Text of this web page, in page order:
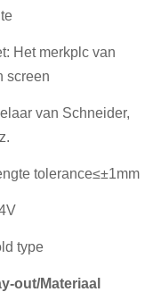
Het merkplc van
screen
van Schneider,
tolerance≤±1mm
type
out/Materiaal